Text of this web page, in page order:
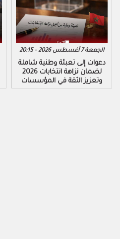
الجمعة 7 أغسطس 2026 - 20:15
دعوات إلى تعبئة وطنية شاملة
لضمان نزاهة انتخابات 2026
وتعزيز الثقة في المؤسسات